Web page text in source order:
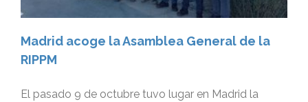
Madrid acoge la Asamblea General de la
RIPPM
El pasado 9 de octubre tuvo lugar en Madrid la